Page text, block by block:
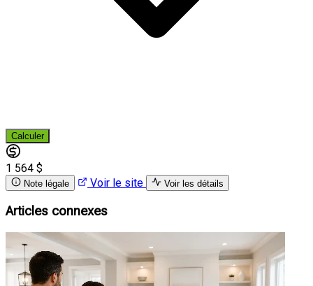
Calculer
1 564 $
Note légale Voir le site Voir les détails
Articles connexes